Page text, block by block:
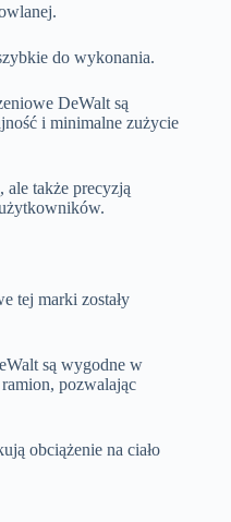
do wykonania.
DeWalt są
i minimalne zużycie
także precyzją
tej marki zostały
są wygodne w
pozwalając
obciążenie na ciało